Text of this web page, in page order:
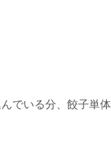
でいる分、餃子単